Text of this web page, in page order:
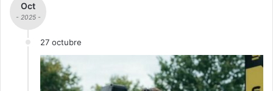
Oct
- 2025 -
27 octubre